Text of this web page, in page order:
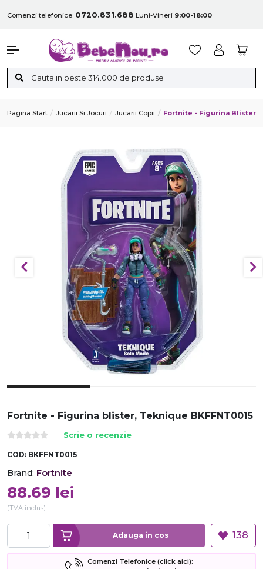
Comenzi telefonice: 0720.831.688 Luni-Vineri 9:00-18:00
Pagina Start Jucarii Si Jocuri Jucarii Copii Fortnite - Figurina Blister,
Fortnite - Figurina blister, Teknique BKFFNT0015
Scrie o recenzie
COD: BKFFNT0015
Brand: Fortnite
88.69 lei
(TVA inclus)
Adauga in cos 138
Comenzi Telefonice (click aici):